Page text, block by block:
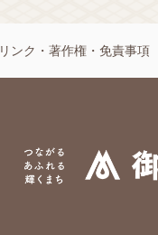
リンク・著作権・免責事項